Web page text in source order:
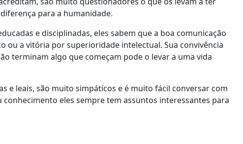
para a humanidade.
e disciplinadas, eles sabem que a boa comunicação
ou a vitória por superioridade intelectual. Sua convivência
terminam algo que começam pode o levar a uma vida
e leais, são muito simpáticos e é muito fácil conversar com
eles sempre tem assuntos interessantes para